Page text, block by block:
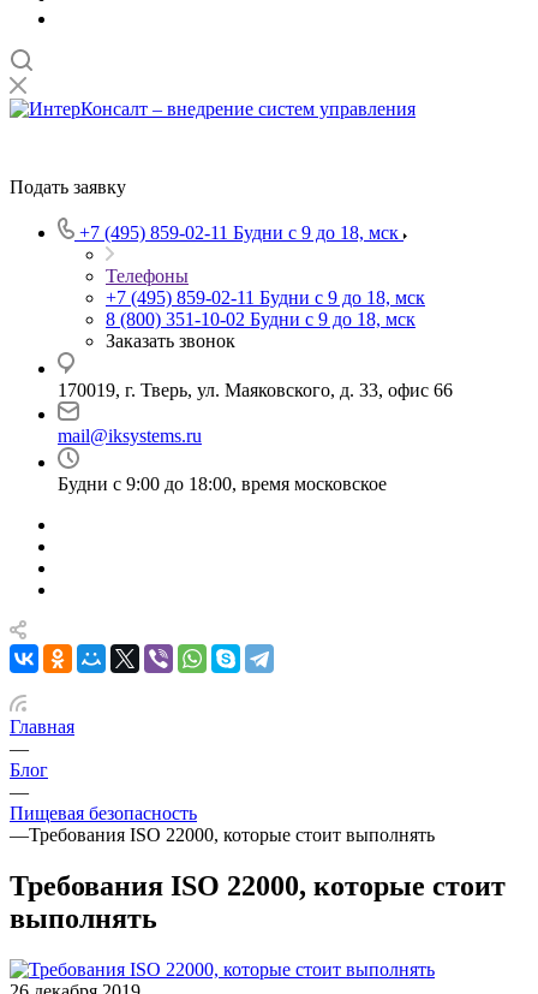
Подать заявку
+7 (495) 859-02-11 Будни с 9 до 18, мск
Телефоны
+7 (495) 859-02-11 Будни с 9 до 18, мск
8 (800) 351-10-02 Будни с 9 до 18, мск
Заказать звонок
170019, г. Тверь, ул. Маяковского, д. 33, офис 66
mail@iksystems.ru
Будни с 9:00 до 18:00, время московское
Главная
—
Блог
—
Пищевая безопасность
—Требования ISO 22000, которые стоит выполнять
Требования ISO 22000, которые стоит
выполнять